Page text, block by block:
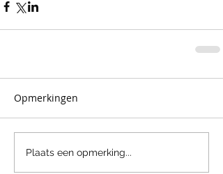
Opmerkingen
Plaats een opmerking...